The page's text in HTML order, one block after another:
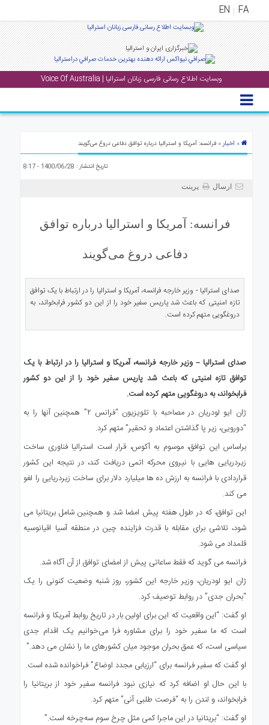
FA
EN
وبسایت اطلاع رسانی فارسی زبانان استرالیا | Voice Of Australia
منوی
اصلی
» اخبار» فرانسه: آمریکا و استرالیا درباره توافق دفاعی دروغ می‌گویند
تاریخ انتشار : 1400/06/28 - 8:17
ارسال پرینت
فرانسه: آمریکا و استرالیا درباره توافق
دفاعی دروغ می‌گویند
صدای استرالیا - وزیر خارجه فرانسه، آمریکا و استرالیا را در ارتباط با یک توافق
تازه امنیتی که باعث شد پاریس سفیر خود را از این دو کشور فرابخواند، به
دروغگویی متهم کرده است.
صدای استرالیا – وزیر خارجه فرانسه، آمریکا و استرالیا را در ارتباط با یک
توافق تازه امنیتی که باعث شد پاریس سفیر خود را از این دو کشور
فرابخواند، به دروغگویی متهم کرده است.
ژان ایو لودریان در مصاحبه با تلویزیون “فرانس ۲” همچنین آنها را به
“دورویی، زیر پا گذاشتن اعتماد و تحقیر” متهم کرد.
براساس این توافق، موسوم به آکوس، قرار است استرالیا فناوری ساخت
زیردریایی هایی با نیروی محرکه اتمی دریافت کند، در نتیجه این کشور
قراردادی با فرانسه به ارزش ده ها میلیارد دلار برای ساخت زیردریایی را لغو
می کند.
این توافق، که در طول هفته پیش امضا شد و همچنین شامل بریتانیا می
شود، تلاشی برای مقابله با قدرت فزاینده چین در منطقه آسیا اقیانوسیه
قلمداد می شود.
فرانسه می گوید که فقط ساعاتی پیش از امضای توافق از آن آگاه شد.
ژان ایو لودریان، وزیر خارجه این کشور، روز شنبه وضعیت کنونی را یک
“بحران جدی” در روابط توصیف کرد.
او گفت: “این واقعیت که این برای اولین بار در تاریخ روابط آمریکا و فرانسه
است که ما سفیر خود را برای مشاوره فرا می‌خوانیم یک اقدام جدی
سیاسی است، که عمق بحران موجود میان کشورهای ما را نشان می دهد.”
او گفت که سفیر فرانسه برای “ارزیابی مجدد اوضاع” فراخوانده شده است.
با این حال او اضافه کرد که نیازی نبود فرانسه سفیر خود از بریتانیا را
فرابخواند، و لندن را به “فرصت طلبی آنی” متهم کرد.
او گفت: “بریتانیا در این ماجرا کمی مثل چرخ سوم سه‌چرخه است.”